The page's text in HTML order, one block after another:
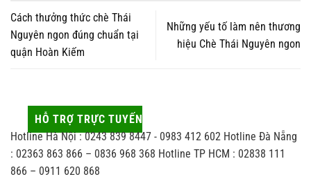
Cách thưởng thức chè Thái
Nguyên ngon đúng chuẩn tại
quận Hoàn Kiếm
Những yếu tố làm nên thương
hiệu Chè Thái Nguyên ngon
HỖ TRỢ TRỰC TUYẾN
Hotline Hà Nội : 0243 839 8447 - 0983 412 602 Hotline Đà Nẵng
: 02363 863 866 – 0836 968 368 Hotline TP HCM : 02838 111
866 – 0911 620 868